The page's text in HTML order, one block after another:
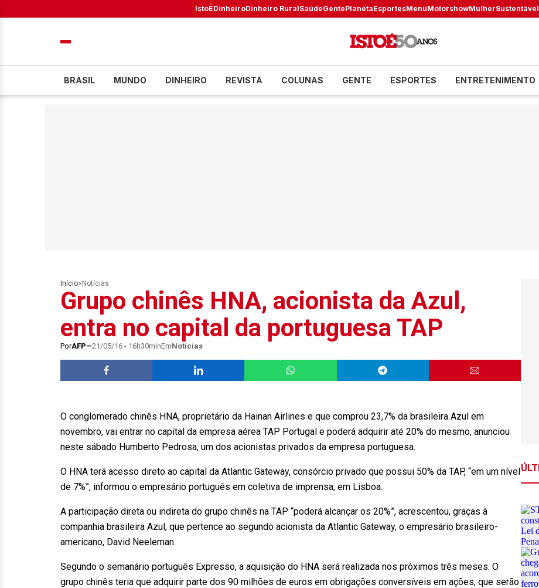
IstoÉDinheiroDinheiro RuralSaúdeGentePlanetaEsportesMenuMotorshowMulherSustentável
BRASIL MUNDO DINHEIRO REVISTA COLUNAS GENTE ESPORTES ENTRETENIMENTO
Início> Notícias
Grupo chinês HNA, acionista da Azul,
entra no capital da portuguesa TAP
PorAFP 21/05/16 - 16h30minEmNotícias
O conglomerado chinês HNA, proprietário da Hainan Airlines e que comprou 23,7% da brasileira Azul em
novembro, vai entrar no capital da empresa aérea TAP Portugal e poderá adquirir até 20% do mesmo, anunciou
neste sábado Humberto Pedrosa, um dos acionistas privados da empresa portuguesa.
O HNA terá acesso direto ao capital da Atlantic Gateway, consórcio privado que possui 50% da TAP, “em um nível
de 7%”, informou o empresário português em coletiva de imprensa, em Lisboa.
A participação direta ou indireta do grupo chinês na TAP “poderá alcançar os 20%”, acrescentou, graças à
companhia brasileira Azul, que pertence ao segundo acionista da Atlantic Gateway, o empresário brasileiro-
americano, David Neeleman.
Segundo o semanário português Expresso, a aquisição do HNA será realizada nos próximos três meses. O
grupo chinês teria que adquirir parte dos 90 milhões de euros em obrigações conversíveis em ações, que serão